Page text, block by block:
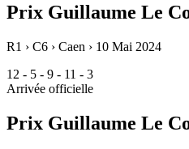
Prix Guillaume Le
R1 › C6 › Caen › 10 Mai 2024
12 - 5 - 9 - 11 - 3
Arrivée officielle
Prix Guillaume Le